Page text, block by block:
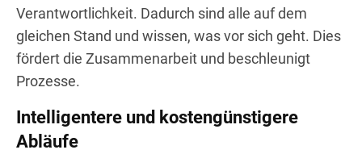
Verantwortlichkeit. Dadurch sind alle auf dem
gleichen Stand und wissen, was vor sich geht. Dies
fördert die Zusammenarbeit und beschleunigt
Prozesse.
Intelligentere und kostengünstigere
Abläufe